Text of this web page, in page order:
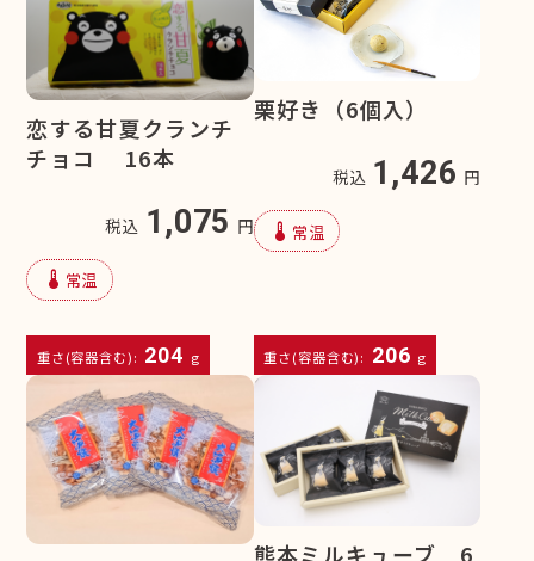
恋する甘夏クランチ
チョコ 16本
税込 1,075 円
device_thermostat 常温
重さ(容器含む): 204 g
栗好き（6個入）
税込 1,426 円
device_thermostat 常温
重さ(容器含む): 206 g
熊本ミルキューブ 6